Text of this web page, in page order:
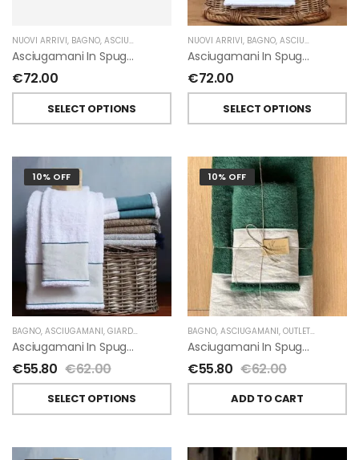
NUOVI ARRIVI, BAGNO, ASCIUGAMANI GIARDINO SEGRETO
Asciugamani In Spugna Con Fiori In Lino Applicati Di Giardino Segreto.
€72.00
SELECT OPTIONS
NUOVI ARRIVI, BAGNO, ASCIUGAMANI
Asciugamani In Spugna Con Ricami Marini Di Giardino Segreto.
€72.00
SELECT OPTIONS
10% OFF
BAGNO, ASCIUGAMANI, GIARDINO SEGRETO
Asciugamani In Spugna E Lino Di Giardino Segreto
€55.80 €62.00
SELECT OPTIONS
10% OFF
BAGNO, ASCIUGAMANI, OUTLET,
Asciugamani In Spugna E Lino Di Giardino Segreto
€55.80 €62.00
ADD TO CART